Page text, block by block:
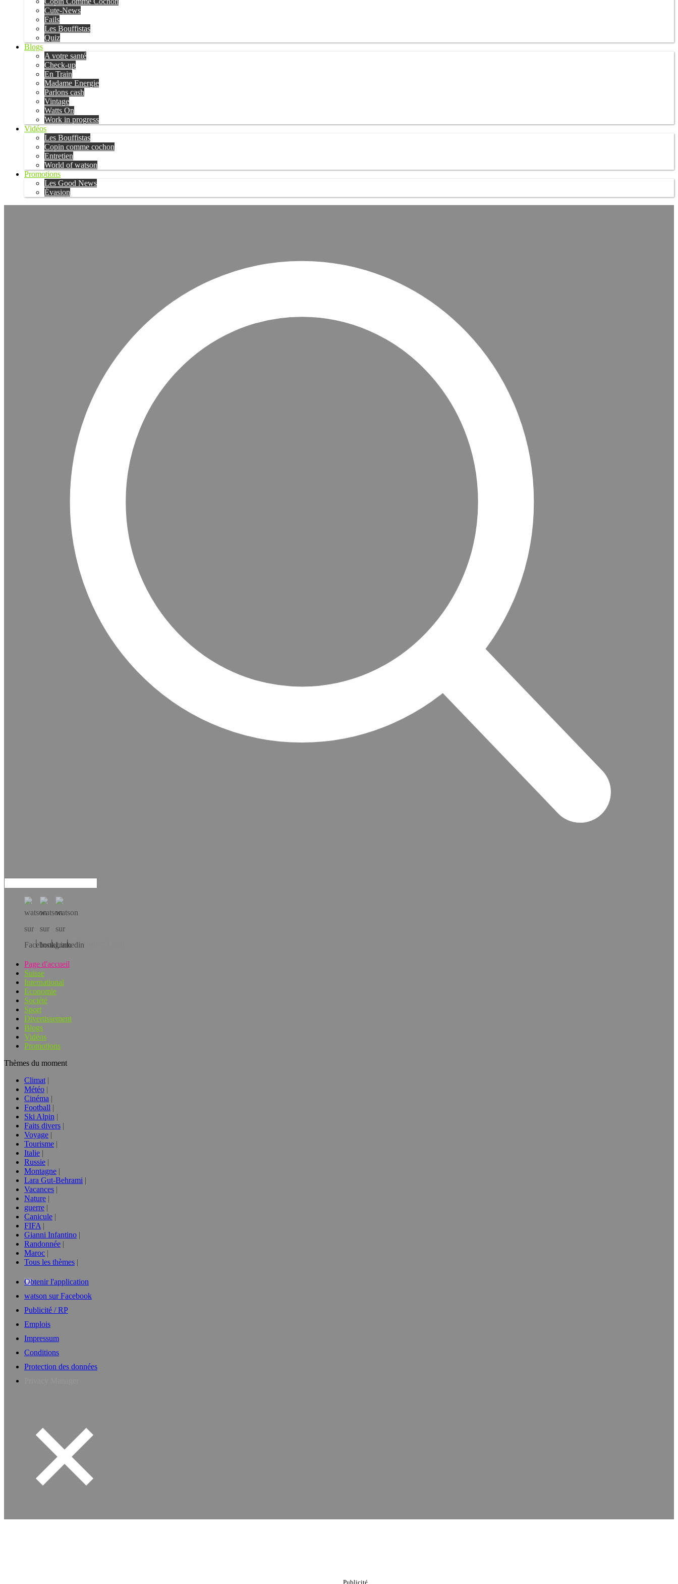
Cute-News
Fails
Les Bouffistas
Quiz
Blogs
A votre santé
Check-up
En Train
Madame Energie
Parlons cash
Vintage
Watts On
Work in progress
Vidéos
Les Bouffistas
Copin comme cochon
Entretien
World of watson
Promotions
Les Good News
Évasion
Téléchargez l’app!
Page d'accueil
Suisse
International
Economie
Société
Sport
Divertissement
Blogs
Vidéos
Promotions
Thèmes du moment
Climat
Météo
Cinéma
Football
Ski Alpin
Faits divers
Voyage
Tourisme
Italie
Russie
Montagne
Lara Gut-Behrami
Vacances
Nature
guerre
Canicule
FIFA
Gianni Infantino
Randonnée
Maroc
Tous les thèmes
Obtenir l'application
watson sur Facebook
Publicité / RP
Emplois
Impressum
Conditions
Protection des données